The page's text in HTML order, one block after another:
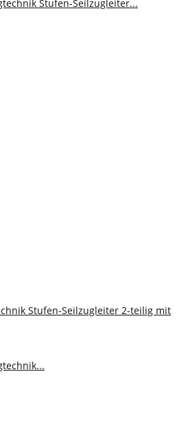
Stufen-Seilzugleiter 2-teilig mit